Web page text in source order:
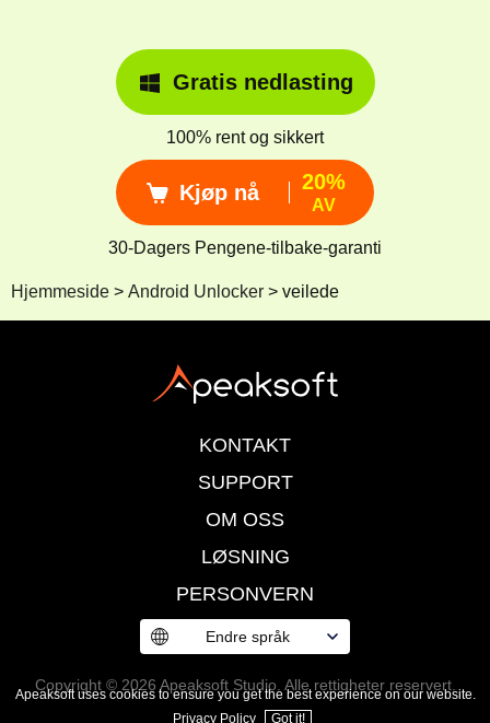
Gratis nedlasting
100% rent og sikkert
Kjøp nå 20%
AV
30-Dagers Pengene-tilbake-garanti
Hjemmeside > Android Unlocker > veilede
KONTAKT
SUPPORT
OM OSS
LØSNING
PERSONVERN
Endre språk
Copyright © 2026 Apeaksoft Studio. Alle rettigheter reservert.
Apeaksoft uses cookies to ensure you get the best experience on our website.
Privacy Policy
Got it!